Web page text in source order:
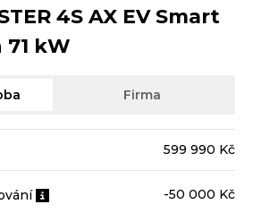
4S AX EV Smart
71 kW
Firma
599 990 Kč
-50 000 Kč